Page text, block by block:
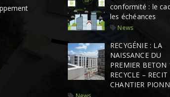
conformité : le
les échéances
News
RECYGÉNIE : LA
NAISSANCE DU
PREMIER BETON
RECYCLE – RECIT
CHANTIER